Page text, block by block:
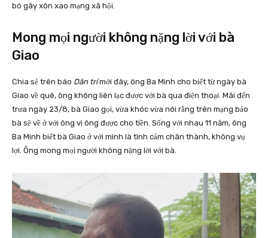
bó gây xôn xao mạng xã hội.
Mong mọi người không nặng lời với bà
Giao
Chia sẻ trên báo Dân trímới đây, ông Ba Minh cho biết từ ngày bà
Giao về quê, ông không liên lạc được với bà qua điện thoại. Mãi đến
trưa ngày 23/8, bà Giao gọi, vừa khóc vừa nói rằng trên mạng bảo
bà sẽ về ở với ông vì ông được cho tiền. Sống với nhau 11 năm, ông
Ba Minh biết bà Giao ở với mình là tình cảm chân thành, không vụ
lợi. Ông mong mọi người không nặng lời với bà.